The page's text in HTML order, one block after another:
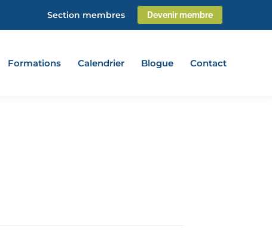
Section membres Devenir membre
Formations Calendrier Blogue Contact